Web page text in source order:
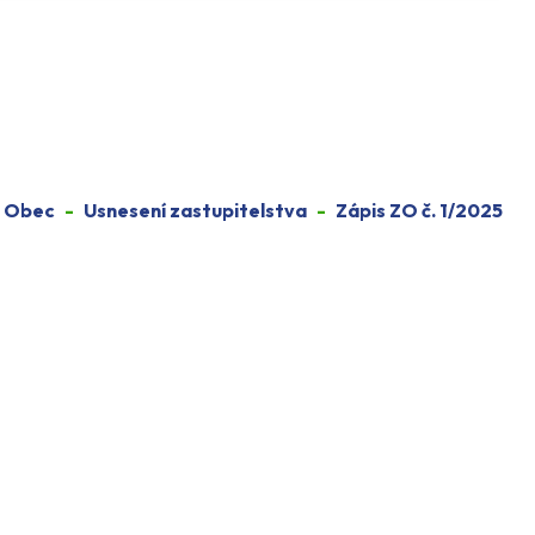
Obec Usnesení zastupitelstva Zápis ZO č. 1/2025